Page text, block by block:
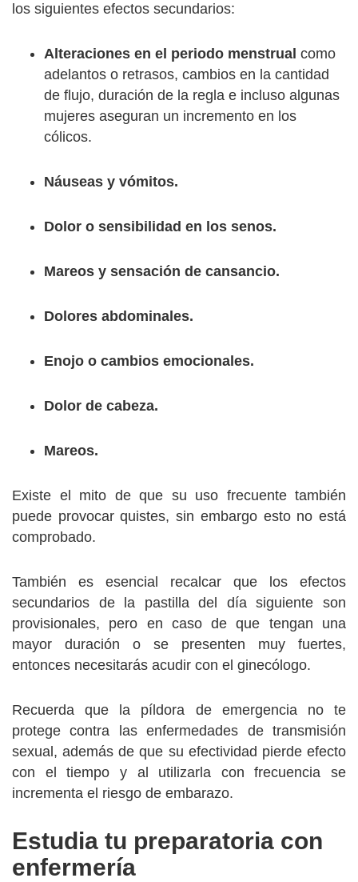
los siguientes efectos secundarios:
Alteraciones en el periodo menstrual como
adelantos o retrasos, cambios en la cantidad
de flujo, duración de la regla e incluso algunas
mujeres aseguran un incremento en los
cólicos.
Náuseas y vómitos.
Dolor o sensibilidad en los senos.
Mareos y sensación de cansancio.
Dolores abdominales.
Enojo o cambios emocionales.
Dolor de cabeza.
Mareos.
Existe el mito de que su uso frecuente también
puede provocar quistes, sin embargo esto no está
comprobado.
También es esencial recalcar que los efectos
secundarios de la pastilla del día siguiente son
provisionales, pero en caso de que tengan una
mayor duración o se presenten muy fuertes,
entonces necesitarás acudir con el ginecólogo.
Recuerda que la píldora de emergencia no te
protege contra las enfermedades de transmisión
sexual, además de que su efectividad pierde efecto
con el tiempo y al utilizarla con frecuencia se
incrementa el riesgo de embarazo.
Estudia tu preparatoria con
enfermería